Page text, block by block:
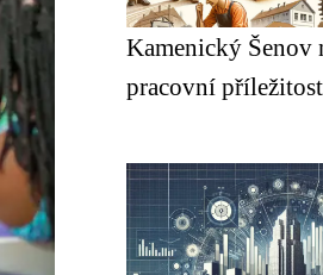
Kamenický Šenov
pracovní